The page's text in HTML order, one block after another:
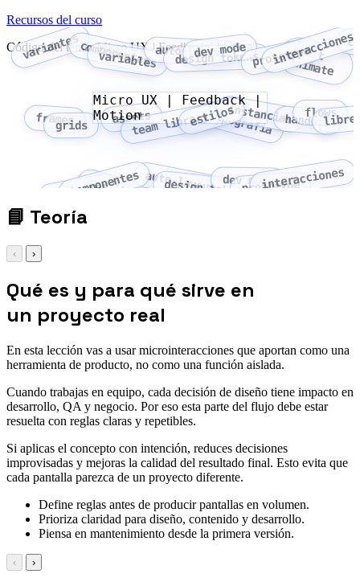
Recursos del curso
Código del tema: Micro UX | Feedback | Motion
variantescomponentes
variablesauto-layout
design tokens
dev mode prototype
interacciones
smart
animate
frames
grids assetsteam libraryestilos
tipografia
instanciashandoff
flows
variantes
componentes
variablesauto-layout
design tokensdev mode
prototype
interacciones
Micro UX | Feedback |
Motion
📘 Teoría
‹ ›
Qué es y para qué sirve en
un proyecto real
En esta lección vas a usar microinteracciones que aportan como una
herramienta de producto, no como una función aislada.
Cuando trabajas en equipo, cada decisión de diseño tiene impacto en
desarrollo, QA y negocio. Por eso esta parte del flujo debe estar
resuelta con reglas claras y repetibles.
Si aplicas el concepto con intención, reduces decisiones
improvisadas y mejoras la calidad del resultado final. Esto evita que
cada pantalla parezca de un proyecto diferente.
Define reglas antes de producir pantallas en volumen.
Prioriza claridad para diseño, contenido y desarrollo.
Piensa en mantenimiento desde la primera versión.
‹ ›